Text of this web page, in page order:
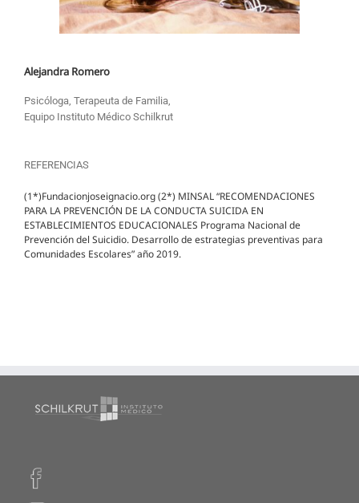
Alejandra Romero
Psicóloga, Terapeuta de Familia,
Equipo Instituto Médico Schilkrut
REFERENCIAS
(1*)Fundacionjoseignacio.org (2*) MINSAL “RECOMENDACIONES
PARA LA PREVENCIÓN DE LA CONDUCTA SUICIDA EN
ESTABLECIMIENTOS EDUCACIONALES Programa Nacional de
Prevención del Suicidio. Desarrollo de estrategias preventivas para
Comunidades Escolares” año 2019.